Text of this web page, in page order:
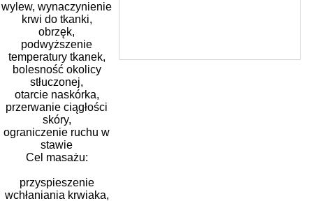
wylew, wynaczynienie
krwi do tkanki,
obrzęk,
podwyższenie
temperatury tkanek,
bolesność okolicy
stłuczonej,
otarcie naskórka,
przerwanie ciągłości
skóry,
ograniczenie ruchu w
stawie
Cel masażu:
przyspieszenie
wchłaniania krwiaka,